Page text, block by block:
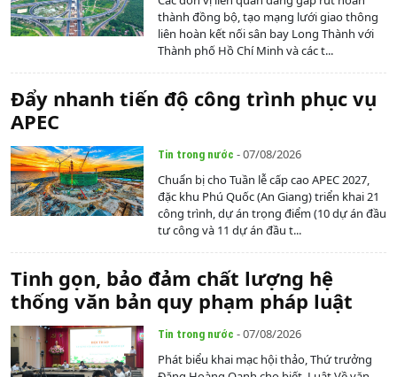
thành đồng bộ, tạo mạng lưới giao thông
liên hoàn kết nối sân bay Long Thành với
Thành phố Hồ Chí Minh và các t...
Đẩy nhanh tiến độ công trình phục vụ
APEC
Tin trong nước - 07/08/2026
Chuẩn bị cho Tuần lễ cấp cao APEC 2027,
đặc khu Phú Quốc (An Giang) triển khai 21
công trình, dự án trọng điểm (10 dự án đầu
tư công và 11 dự án đầu t...
Tinh gọn, bảo đảm chất lượng hệ
thống văn bản quy phạm pháp luật
Tin trong nước - 07/08/2026
Phát biểu khai mạc hội thảo, Thứ trưởng